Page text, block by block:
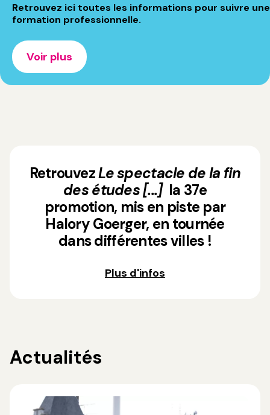
Retrouvez ici toutes les informations pour suivre une
formation professionnelle.
Voir plus
RetrouvezLe spectacle de la fin
des études [...]la 37e
promotion, mis en piste par
Halory Goerger, en tournée
dans différentes villes !
Plus d'infos
Actualités